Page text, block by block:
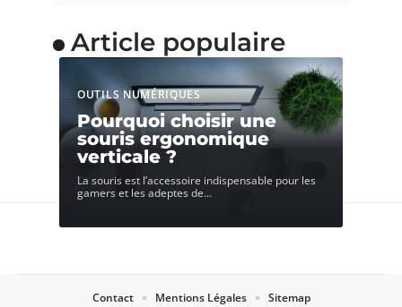
Article populaire
OUTILS NUMÉRIQUES
Pourquoi choisir une
souris ergonomique
verticale ?
La souris est l’accessoire indispensable pour les
gamers et les adeptes de…
Contact Mentions Légales Sitemap